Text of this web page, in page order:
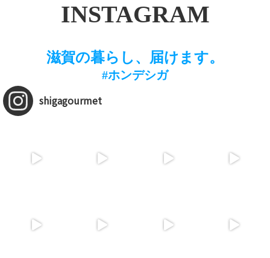
INSTAGRAM
滋賀の暮らし、届けます。
#ホンデシガ
shigagourmet